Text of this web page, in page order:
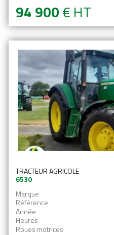
94 900€ HT
TRACTEUR AGRICOLE
6530
Marque
Référence
Année
Heures
Roues motrices